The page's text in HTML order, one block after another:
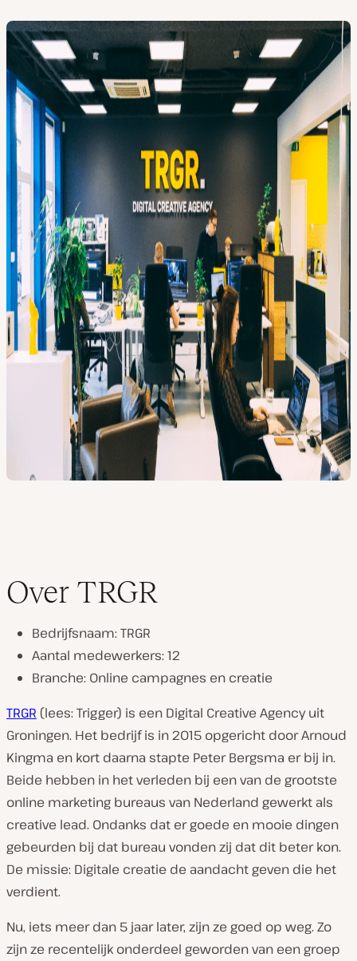
Over TRGR
Bedrijfsnaam: TRGR
Aantal medewerkers: 12
Branche: Online campagnes en creatie
TRGR (lees: Trigger) is een Digital Creative Agency uit
Groningen. Het bedrijf is in 2015 opgericht door Arnoud
Kingma en kort daarna stapte Peter Bergsma er bij in.
Beide hebben in het verleden bij een van de grootste
online marketing bureaus van Nederland gewerkt als
creative lead. Ondanks dat er goede en mooie dingen
gebeurden bij dat bureau vonden zij dat dit beter kon.
De missie: Digitale creatie de aandacht geven die het
verdient.
Nu, iets meer dan 5 jaar later, zijn ze goed op weg. Zo
zijn ze recentelijk onderdeel geworden van een groep